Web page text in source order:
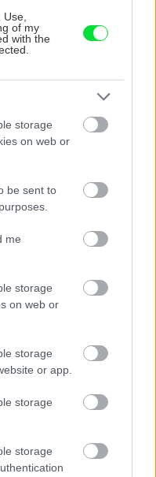
of my
with the
storage
on web or
be sent to
me
storage
on web or
storage
or app.
storage
storage
Prečo klasická
potrubia v
krások, ktoré rozžiaria
vašu záhradu